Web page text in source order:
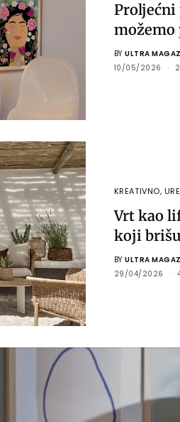
Proljećni
možemo
BY ULTRA
10/05/2026
KREATIVNO,
Vrt kao
koji
BY ULTRA
29/04/2026